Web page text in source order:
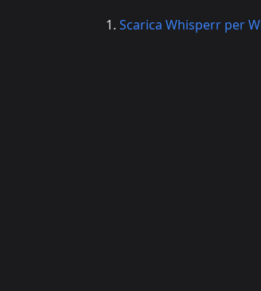
Scarica Whisperr per